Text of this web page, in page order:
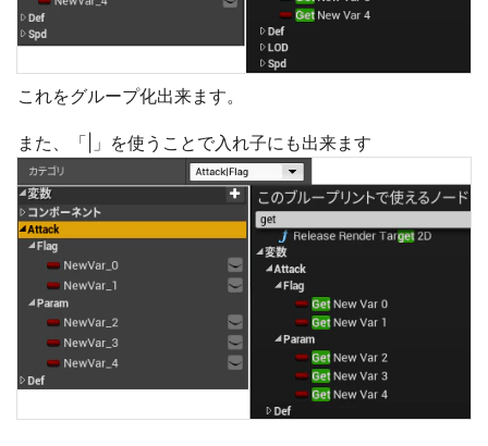
これをグループ化出来ます。
また、「|」を使うことで入れ子にも出来ます